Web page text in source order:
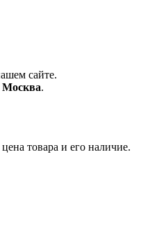
сайте.
Москва.
товара и его наличие.